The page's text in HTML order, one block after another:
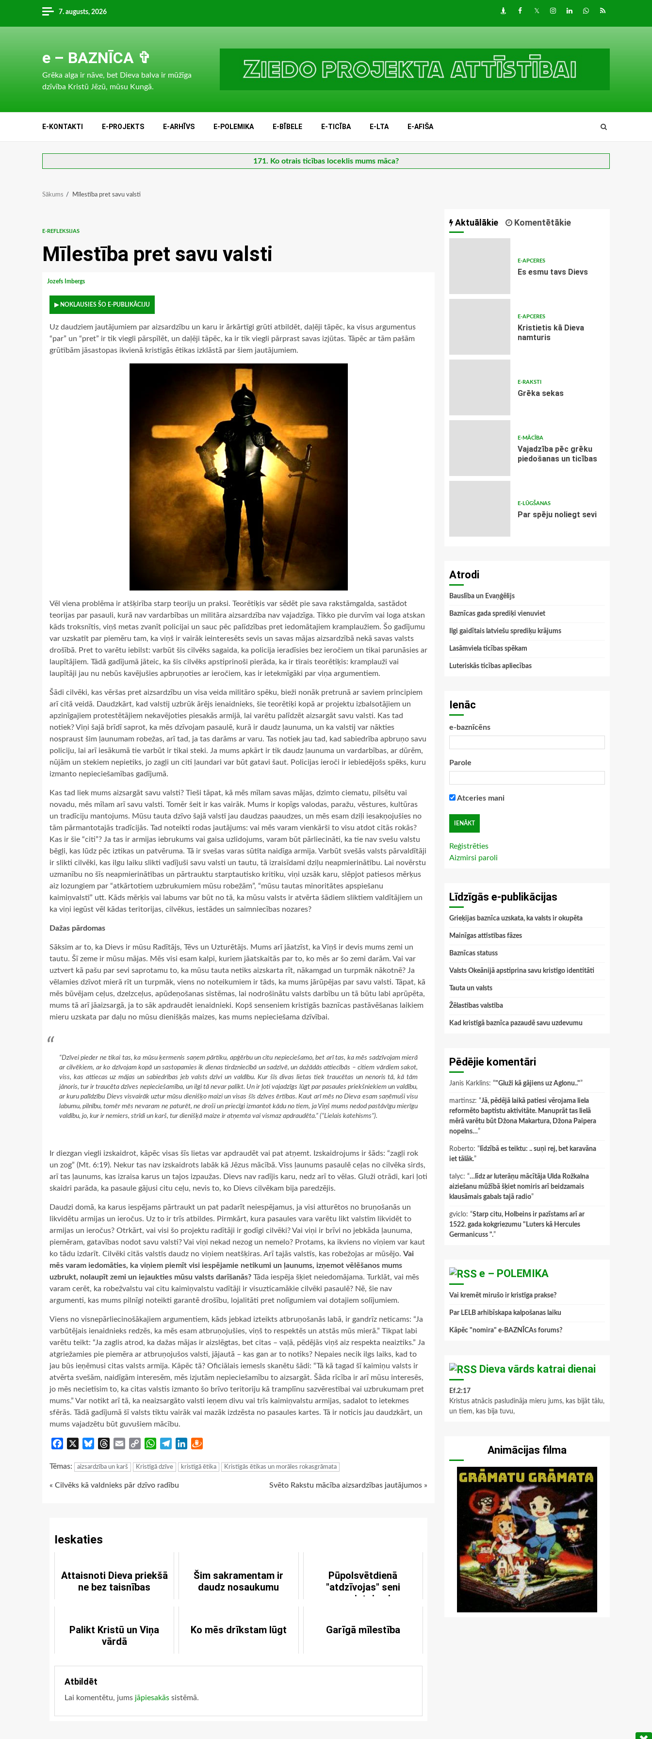
content
7. augusts, 2026 DraugiemFacebook
TwitterInstagram
LinkedInwhatsapp
RSS
e – BAZNĪCA ✞
Grēka alga ir nāve, bet Dieva balva ir mūžīga
dzīvība Kristū Jēzū, mūsu Kungā.
E-KONTAKTI E-PROJEKTS E-ARHĪVS E-POLEMIKA E-BĪBELE E-TICĪBA E-LTA E-AFIŠA
171. Ko otrais ticības loceklis mums māca?
Sākums Mīlestība pret savu valsti
E-REFLEKSIJAS
Mīlestība pret savu valsti
Jozefs Imbergs
▶ NOKLAUSIES ŠO E-PUBLIKĀCIJU
Uz daudziem jautājumiem par aizsardzību un karu ir ārkārtīgi grūti atbildēt, daļēji tāpēc, ka visus argumentus
“par” un “pret” ir tik viegli pārspīlēt, un daļēji tāpēc, ka ir tik viegli pārprast savas izjūtas. Tāpēc ar tām pašām
grūtībām jāsastopas ikvienā kristīgās ētikas izklāstā par šiem jautājumiem.
Vēl viena problēma ir atšķirība starp teoriju un praksi. Teorētiķis var sēdēt pie sava rakstāmgalda, sastādot
teorijas par pasauli, kurā nav vardarbības un militāra aizsardzība nav vajadzīga. Tikko pie durvīm vai loga atskan
kāds troksnītis, viņš metas zvanīt policijai un sauc pēc palīdzības pret iedomātajiem kramplaužiem. Šo gadījumu
var uzskatīt par piemēru tam, ka viņš ir vairāk ieinteresēts sevis un savas mājas aizsardzībā nekā savas valsts
drošībā. Pret to varētu iebilst: varbūt šis cilvēks sagaida, ka policija ieradīsies bez ieročiem un tikai parunāsies ar
laupītājiem. Tādā gadījumā jāteic, ka šis cilvēks apstiprinoši pierāda, ka ir tīrais teorētiķis: kramplauži vai
laupītāji jau nu nebūs kavējušies apbruņoties ar ieročiem, kas ir ietekmīgāki par viņa argumentiem.
Šādi cilvēki, kas vēršas pret aizsardzību un visa veida militāro spēku, bieži nonāk pretrunā ar saviem principiem
arī citā veidā. Daudzkārt, kad valstij uzbrūk ārējs ienaidnieks, šie teorētiķi kopā ar projektu izbalsotājiem un
apzinīgajiem protestētājiem nekavējoties piesakās armijā, lai varētu palīdzēt aizsargāt savu valsti. Kas tad
notiek? Viņi šajā brīdī saprot, ka mēs dzīvojam pasaulē, kurā ir daudz ļaunuma, un ka valstij var nākties
nospraust šim ļaunumam robežas, arī tad, ja tas darāms ar varu. Tas notiek jau tad, kad sabiedrība apbruņo savu
policiju, lai arī iesākumā tie varbūt ir tikai steki. Ja mums apkārt ir tik daudz ļaunuma un vardarbības, ar dūrēm,
nūjām un stekiem nepietiks, jo zagļi un citi ļaundari var būt gatavi šaut. Policijas ieroči ir iebiedējošs spēks, kuru
izmanto nepieciešamības gadījumā.
Kas tad liek mums aizsargāt savu valsti? Tieši tāpat, kā mēs mīlam savas mājas, dzimto ciematu, pilsētu vai
novadu, mēs mīlam arī savu valsti. Tomēr šeit ir kas vairāk. Mums ir kopīgs valodas, paražu, vēstures, kultūras
un tradīciju mantojums. Mūsu tauta dzīvo šajā valstī jau daudzas paaudzes, un mēs esam dziļi iesakņojušies no
tām pārmantotajās tradīcijās. Tad noteikti rodas jautājums: vai mēs varam vienkārši to visu atdot citās rokās?
Kas ir šie “citi”? Ja tas ir armijas iebrukums vai gaisa uzlidojums, varam būt pārliecināti, ka tie nav svešu valstu
bēgļi, kas lūdz pēc iztikas un patvēruma. Tā ir svešas varas sūtīta naidīga armija. Varbūt svešās valsts pārvaldītāji
ir slikti cilvēki, kas ilgu laiku slikti vadījuši savu valsti un tautu, tā izraisīdami dziļu neapmierinātību. Lai novērstu
uzmanību no šīs neapmierinātības un pārtrauktu starptautisko kritiku, viņi uzsāk karu, slēpjot patiesos mērķus
aiz lozungiem par “atkārtotiem uzbrukumiem mūsu robežām”, “mūsu tautas minoritātes apspiešanu
kaimiņvalstī” utt. Kāds mērķis vai labums var būt no tā, ka mūsu valsts ir atvērta šādiem sliktiem valdītājiem un
ka viņi iegūst vēl kādas teritorijas, cilvēkus, iestādes un saimniecības nozares?
Dažas pārdomas
Sāksim ar to, ka Dievs ir mūsu Radītājs, Tēvs un Uzturētājs. Mums arī jāatzīst, ka Viņš ir devis mums zemi un
tautu. Šī zeme ir mūsu mājas. Mēs visi esam kalpi, kuriem jāatskaitās par to, ko mēs ar šo zemi darām. Vai var
uztvert kā pašu par sevi saprotamu to, ka mūsu tauta netiks aizskarta rīt, nākamgad un turpmāk nākotnē? Ja
vēlamies dzīvot mierā rīt un turpmāk, viens no noteikumiem ir tāds, ka mums jārūpējas par savu valsti. Tāpat, kā
mēs būvējam ceļus, dzelzceļus, apūdeņošanas sistēmas, lai nodrošinātu valsts darbību un tā būtu labi aprūpēta,
mums tā arī jāaizsargā, ja to sāk apdraudēt ienaidnieki. Kopš senseniem kristīgās baznīcas pastāvēšanas laikiem
mieru uzskata par daļu no mūsu dienišķās maizes, kas mums nepieciešama dzīvībai.
“Dzīvei pieder ne tikai tas, ka mūsu ķermenis saņem pārtiku, apģērbu un citu nepieciešamo, bet arī tas, ka mēs sadzīvojam mierā
ar cilvēkiem, ar ko dzīvojam kopā un sastopamies ik dienas tirdzniecībā un sadzīvē, un dažādās attiecībās – citiem vārdiem sakot,
viss, kas attiecas uz mājas un sabiedrības jeb valsts dzīvi un valdību. Kur šīs divas lietas tiek traucētas un nenoris tā, kā tām
jānoris, tur ir traucēta dzīves nepieciešamība, un ilgi tā nevar palikt. Un ir ļoti vajadzīgs lūgt par pasaules priekšniekiem un valdību,
ar kuru palīdzību Dievs visvairāk uztur mūsu dienišķo maizi un visas šīs dzīves ērtības. Kaut arī mēs no Dieva esam saņēmuši visu
labumu, pilnību, tomēr mēs nevaram ne paturēt, ne droši un priecīgi izmantot kādu no tiem, ja Viņš mums nedod pastāvīgu mierīgu
valdību, jo, kur ir nemiers, strīdi un karš, tur dienišķā maize ir atņemta vai vismaz apdraudēta.” (“Lielais katehisms”).
Ir diezgan viegli izskaidrot, kāpēc visas šīs lietas var apdraudēt vai pat atņemt. Izskaidrojums ir šāds: “zagļi rok
un zog” (Mt. 6:19). Nekur tas nav izskaidrots labāk kā Jēzus mācībā. Viss ļaunums pasaulē ceļas no cilvēka sirds,
arī tas ļaunums, kas izraisa karus un tajos izpaužas. Dievs nav radījis karu, nedz arī to vēlas. Gluži otrādi, kari ļoti
skaidri parāda, ka pasaule gājusi citu ceļu, nevis to, ko Dievs cilvēkam bija paredzējis.
Daudzi domā, ka karus iespējams pārtraukt un pat padarīt neiespējamus, ja visi atturētos no bruņošanās un
likvidētu armijas un ieročus. Uz to ir trīs atbildes. Pirmkārt, kura pasaules vara varētu likt valstīm likvidēt to
armijas un ieročus? Otrkārt, vai visi šo projektu radītāji ir godīgi cilvēki? Vai viņi ir brīvi no jebkāda ļaunuma,
piemēram, gatavības nodot savu valsti? Vai viņi nekad nezog un nemelo? Protams, ka ikviens no viņiem var kaut
ko tādu izdarīt. Cilvēki citās valstīs daudz no viņiem neatšķiras. Arī tajās valstīs, kas robežojas ar mūsējo. Vai
mēs varam iedomāties, ka viņiem piemīt visi iespējamie netikumi un ļaunums, izņemot vēlēšanos mums
uzbrukt, nolaupīt zemi un iejaukties mūsu valsts darīšanās? Tāda iespēja šķiet neiedomājama. Turklāt, vai mēs
varam cerēt, ka robežvalstu vai citu kaimiņvalstu vadītāji ir visuzticamākie cilvēki pasaulē? Nē, šie nav
argumenti, kas mums pilnīgi noteikti garantē drošību, lojalitāti pret nolīgumiem vai dotajiem solījumiem.
Viens no visnepārliecinošākajiem argumentiem, kāds jebkad izteikts atbruņošanās labā, ir gandrīz neticams: “Ja
varbūtējais ienaidnieks redzēs, ka mēs esam atbruņojušies, viņš to respektēs un atstās mūs mierā.” Tikpat labi
varētu teikt: “Ja zaglis atrod, ka dažas mājas ir aizslēgtas, bet citas – vaļā, pēdējās viņš aiz respekta neaiztiks.” Ja
atgriežamies pie piemēra ar atbruņojušos valsti, jājautā – kas gan ar to notiks? Nepaies necik ilgs laiks, kad to
jau būs ieņēmusi citas valsts armija. Kāpēc tā? Oficiālais iemesls skanētu šādi: “Tā kā tagad šī kaimiņu valsts ir
atvērta svešām, naidīgām interesēm, mēs izjutām nepieciešamību to aizsargāt. Šāda rīcība ir arī mūsu interesēs,
jo mēs necietīsim to, ka citas valstis izmanto šo brīvo teritoriju kā tramplīnu sazvērestībai vai uzbrukumam pret
mums.” Var notikt arī tā, ka neaizsargāto valsti ieņem divu vai trīs kaimiņvalstu armijas, sadalot to ietekmes
sfērās. Tādā gadījumā šī valsts tiktu vairāk vai mazāk izdzēsta no pasaules kartes. Tā ir noticis jau daudzkārt, un
mums vajadzētu būt guvušiem mācību.
Facebook BlueskyThreads
Email
Copy
WhatsApp
TelegramLinkedIn
Tēmas: aizsardzība un karš Kristīgā dzīve kristīgā ētika Kristīgās ētikas un morāles rokasgrāmata
Continue
« Cilvēks kā valdnieks pār dzīvo radību Svēto Rakstu mācība aizsardzības jautājumos »
Ieskaties
Attaisnoti Dieva priekšā
ne bez taisnības
Šim sakramentam ir
daudz nosaukumu
Pūpolsvētdienā
"atdzīvojas" seni
pravietojumi
Palikt Kristū un Viņa
vārdā
Ko mēs drīkstam lūgt Garīgā mīlestība
Atbildēt
Lai komentētu, jums jāpiesakās sistēmā.
Aktuālākie Komentētākie
E-APCERES
Es esmu tavs Dievs
E-APCERES
Kristietis kā Dieva
namturis
E-RAKSTI
Grēka sekas
E-MĀCĪBA
Vajadzība pēc grēku
piedošanas un ticības
E-LŪGŠANAS
Par spēju noliegt sevi
Atrodi
Bauslība un Evaņģēlijs
Baznīcas gada sprediķi vienuviet
Ilgi gaidītais latviešu sprediķu krājums
Lasāmviela ticības spēkam
Luteriskās ticības apliecības
Ienāc
e-baznīcēns
Parole
Atceries mani
Reģistrēties
Aizmirsi paroli
Līdzīgās e-publikācijas
Grieķijas baznīca uzskata, ka valsts ir okupēta
Mainīgas attīstības fāzes
Baznīcas statuss
Valsts Okeānijā apstiprina savu kristīgo identitāti
Tauta un valsts
Žēlastības valstība
Kad kristīgā baznīca pazaudē savu uzdevumu
Pēdējie komentāri
Janis Karklins: “"Gluži kā gājiens uz Aglonu.."”
martinsz: “Jā, pēdējā laikā patiesi vērojama liela
reformēto baptistu aktivitāte. Manuprāt tas lielā
mērā varētu būt Džona Makartura, Džona Paipera
nopelns…”
Roberto: “ līdzībā es teiktu: .. suņi rej, bet karavāna
iet tālāk.”
talyc: “…līdz ar luterāņu mācītāja Ulda Rožkalna
aiziešanu mūžībā šķiet nomiris arī beidzamais
klausāmais gabals tajā radio”
gviclo: “Starp citu, Holbeins ir pazīstams arī ar
1522. gada kokgriezumu "Luters kā Hercules
Germanicuss ".”
e – POLEMIKA
Vai kremēt mirušo ir kristīga prakse?
Par LELB arhibīskapa kalpošanas laiku
Kāpēc "nomira" e-BAZNĪCAs forums?
Dieva vārds katrai dienai
Ef.2:17
Kristus atnācis pasludināja mieru jums, kas bijāt tālu,
un tiem, kas bija tuvu,
Animācijas filma